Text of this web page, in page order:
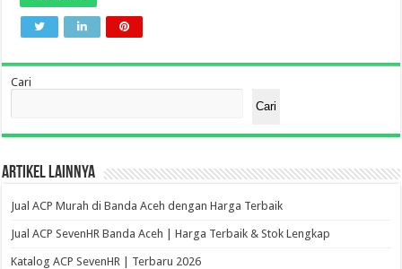
Cari
Cari
Artikel Lainnya
Jual ACP Murah di Banda Aceh dengan Harga Terbaik
Jual ACP SevenHR Banda Aceh | Harga Terbaik & Stok Lengkap
Katalog ACP SevenHR | Terbaru 2026